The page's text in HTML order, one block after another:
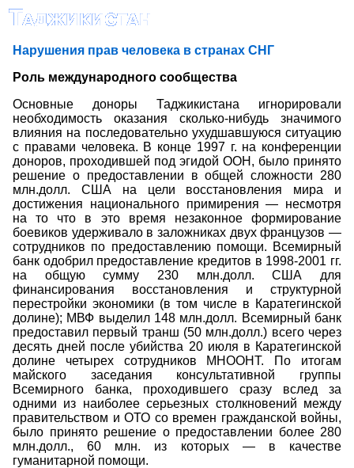
Нарушения прав человека в странах СНГ
Роль международного сообщества
Основные доноры Таджикистана игнорировали
необходимость оказания сколько-нибудь значимого
влияния на последовательно ухудшавшуюся ситуацию
с правами человека. В конце 1997 г. на конференции
доноров, проходившей под эгидой ООН, было принято
решение о предоставлении в общей сложности 280
млн.долл. США на цели восстановления мира и
достижения национального примирения — несмотря
на то что в это время незаконное формирование
боевиков удерживало в заложниках двух французов —
сотрудников по предоставлению помощи. Всемирный
банк одобрил предоставление кредитов в 1998-2001 гг.
на общую сумму 230 млн.долл. США для
финансирования восстановления и структурной
перестройки экономики (в том числе в Каратегинской
долине); МВФ выделил 148 млн.долл. Всемирный банк
предоставил первый транш (50 млн.долл.) всего через
десять дней после убийства 20 июля в Каратегинской
долине четырех сотрудников МНООНТ. По итогам
майского заседания консультативной группы
Всемирного банка, проходившего сразу вслед за
одними из наиболее серьезных столкновений между
правительством и ОТО со времен гражданской войны,
было принято решение о предоставлении более 280
млн.долл., 60 млн. из которых — в качестве
гуманитарной помощи.